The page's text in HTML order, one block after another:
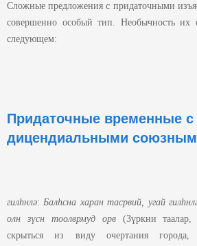
Сложные предложения с придаточными
совершенно особый тип. Необычность их
следующем:
Придаточные временные с
дицендиальными
гилhнлә:Балhсна харан тасрвий, угай
олн зүсн тоолврмуд орв(Зүркни
скрыться из виду очертания